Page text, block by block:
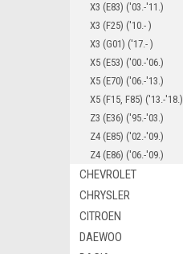
X3 (E83) ('03.-'11.)
X3 (F25) ('10.- )
X3 (G01) ('17.- )
X5 (E53) ('00.-'06.)
X5 (E70) ('06.-'13.)
X5 (F15, F85) ('13.-'18.)
Z3 (E36) ('95.-'03.)
Z4 (E85) ('02.-'09.)
Z4 (E86) ('06.-'09.)
CHEVROLET
CHRYSLER
CITROEN
DAEWOO